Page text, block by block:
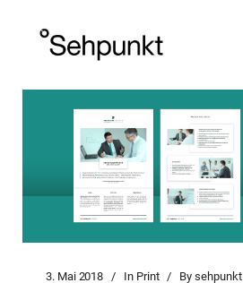
3. Mai 2018 In Print By sehpunkt